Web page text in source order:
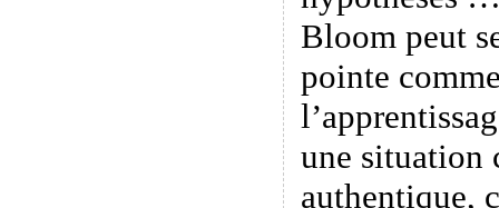
Bloom peut
pointe
une situation
authentique,